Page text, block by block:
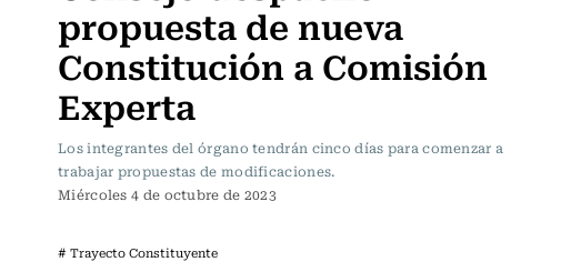
propuesta de nueva
Constitución a Comisión
Experta
Los integrantes del órgano tendrán cinco días para comenzar a
trabajar propuestas de modificaciones.
Miércoles 4 de octubre de 2023
# Trayecto Constituyente